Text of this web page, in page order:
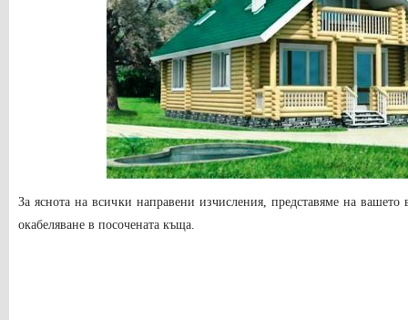
За яснота на всички направени изчисления, представяме на вашето
окабеляване в посочената къща.